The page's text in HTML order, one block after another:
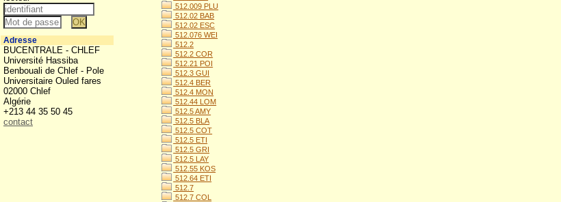
512.009 PLU
512.02 BAB
512.02 ESC
512.076 WEI
512.2
512.2 COR
512.21 POI
512.3 GUI
512.4 BER
512.4 MON
512.44 LOM
512.5 AMY
512.5 BLA
512.5 COT
512.5 ETI
512.5 GRI
512.5 LAY
512.55 KOS
512.64 ETI
512.7
512.7 COL
Adresse
BUCENTRALE - CHLEF
Université Hassiba
Benbouali de Chlef - Pole
Universitaire Ouled fares
02000 Chlef
Algérie
+213 44 35 50 45
contact